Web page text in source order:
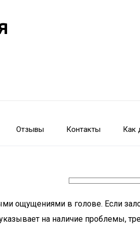
Отзывы Контакты Как
ощущениями в голове. Если
на наличие проблемы,